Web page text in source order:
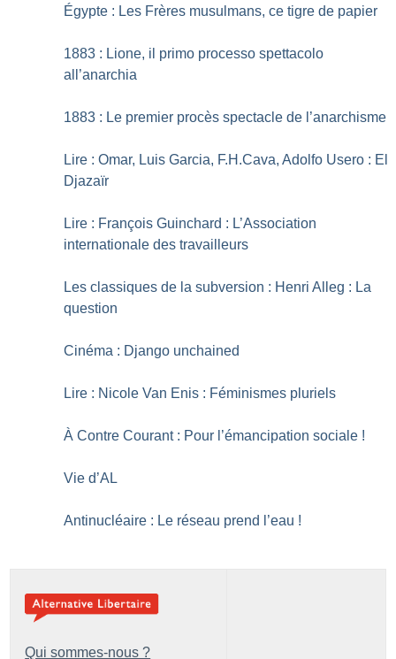
Égypte : Les Frères musulmans, ce tigre de papier
1883 : Lione, il primo processo spettacolo
all’anarchia
1883 : Le premier procès spectacle de l’anarchisme
Lire : Omar, Luis Garcia, F.H.Cava, Adolfo Usero : El
Djazaïr
Lire : François Guinchard : L’Association
internationale des travailleurs
Les classiques de la subversion : Henri Alleg : La
question
Cinéma : Django unchained
Lire : Nicole Van Enis : Féminismes pluriels
À Contre Courant : Pour l’émancipation sociale !
Vie d’AL
Antinucléaire : Le réseau prend l’eau !
Qui sommes-nous ?